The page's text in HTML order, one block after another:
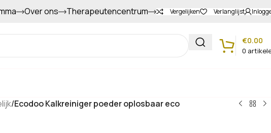
Gapers sparen voor extra korting
Over ons Therapeutencentrum Vergelijken Verlanglijst
0
€0.00
/Ecodoo Kalkreiniger poeder oplosbaar eco